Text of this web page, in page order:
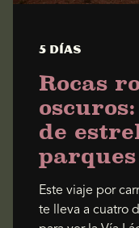
5 días
Rocas
de
Este viaje por
te lleva a cuatro